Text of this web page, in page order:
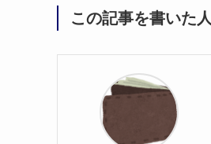
この記事を書いた人